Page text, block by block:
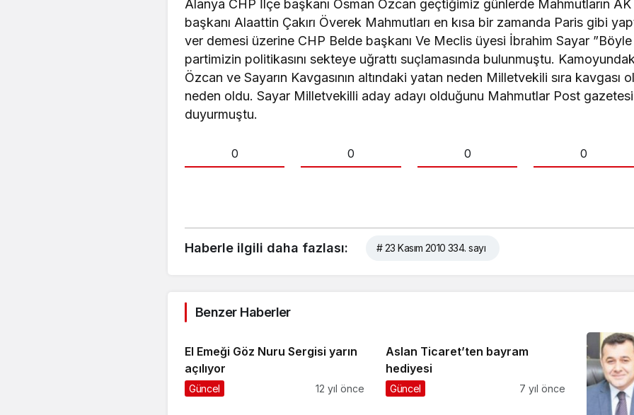
Alanya CHP İlçe başkanı Osman Özcan geçtiğimiz günlerde Mahmutların
başkanı Alaattin Çakırı Överek Mahmutları en kısa bir zamanda Paris gibi
ver demesi üzerine CHP Belde başkanı Ve Meclis üyesi İbrahim Sayar
partimizin politikasını sekteye uğrattı suçlamasında bulunmuştu.
Özcan ve Sayarın Kavgasının altındaki yatan neden Milletvekili sıra kavgası
neden oldu. Sayar Milletvekilli aday adayı olduğunu Mahmutlar Post gazetesi
duyurmuştu.
0 0 0 0
Haberle ilgili daha fazlası: # 23 Kasım 2010 334. sayı
Benzer Haberler
El Emeği Göz Nuru Sergisi yarın
açılıyor
Güncel 12 yıl önce
Aslan Ticaret’ten bayram
hediyesi
Güncel 7 yıl önce